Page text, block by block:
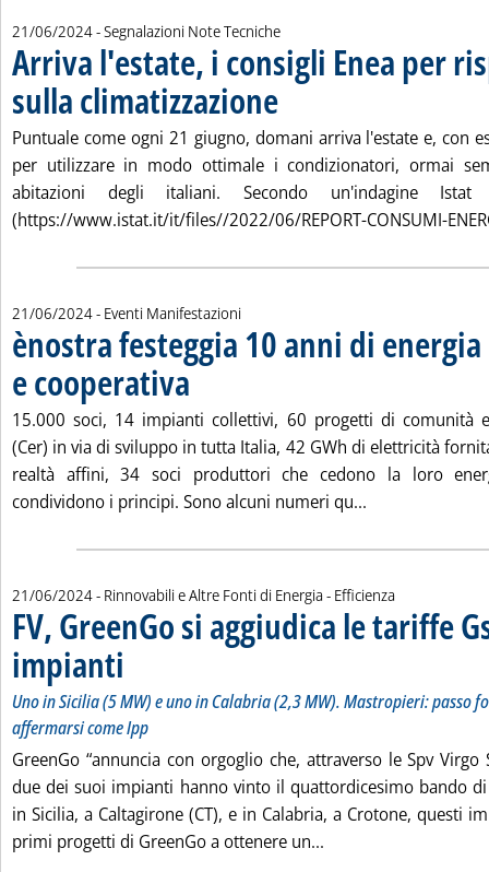
21/06/2024- Segnalazioni Note Tecniche
Arriva l'estate, i consigli Enea per
sulla climatizzazione . Pubblicata venerdì 21 giugno 2024
Puntuale come ogni 21 giugno, domani arriva l'estate e, con
per utilizzare in modo ottimale i condizionatori, ormai
abitazioni degli italiani. Secondo un'indagine
(https://www.istat.it/it/files//2022/06/REPORT-CONSUMI-
21/06/2024- Eventi Manifestazioni
ènostra festeggia 10 anni di
e cooperativa. Pubblicata venerdì 21 giugno 2024 alle 16.49.
15.000 soci, 14 impianti collettivi, 60 progetti di comunità
(Cer) in via di sviluppo in tutta Italia, 42 GWh di elettricità
realtà affini, 34 soci produttori che cedono la loro
condividono i principi. Sono alcuni numeri qu...
21/06/2024- Rinnovabili e Altre Fonti di Energia - Efficienza
FV, GreenGo si aggiudica le tariffe
impianti . Sottotitolo: Uno in Sicilia (5 MW) e uno in Calabria (2,3 MW).
. Pubblicata venerdì 21 giugno 2024 alle 16.37.
Uno in Sicilia (5 MW) e uno in Calabria (2,3 MW). Mastropieri: passo
affermarsi come Ipp
GreenGo “annuncia con orgoglio che, attraverso le Spv
due dei suoi impianti hanno vinto il quattordicesimo bando di
in Sicilia, a Caltagirone (CT), e in Calabria, a Crotone, questi
primi progetti di GreenGo a ottenere un...